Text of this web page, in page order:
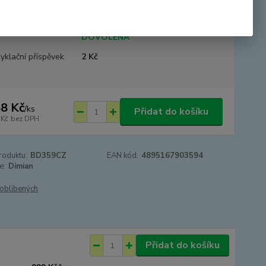
DOVOLENÁ
příspěvek
2 Kč
Kč/ks
bez DPH
Přidat do košíku
BD359CZ EAN kód: 4895167903594
Dimian
Přidat do košíku